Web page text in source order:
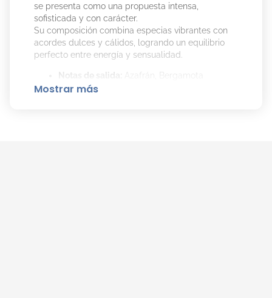
se presenta como una propuesta intensa,
sofisticada y con carácter.
Su composición combina especias vibrantes con
acordes dulces y cálidos, logrando un equilibrio
perfecto entre energía y sensualidad.
Notas de salida:
Azafrán, Bergamota
Notas de corazón:
Mostrar más